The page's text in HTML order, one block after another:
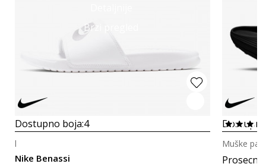
Brzi pregled
Dostupno boja:4
Nike Benassi
l Muške